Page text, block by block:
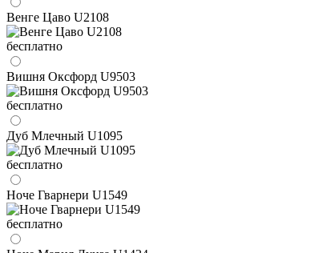
Венге Цаво U2108
бесплатно
Вишня Оксфорд U9503
бесплатно
Дуб Млечный U1095
бесплатно
Ноче Гварнери U1549
бесплатно